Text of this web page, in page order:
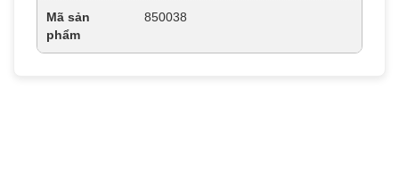
Mã sản
phẩm
850038